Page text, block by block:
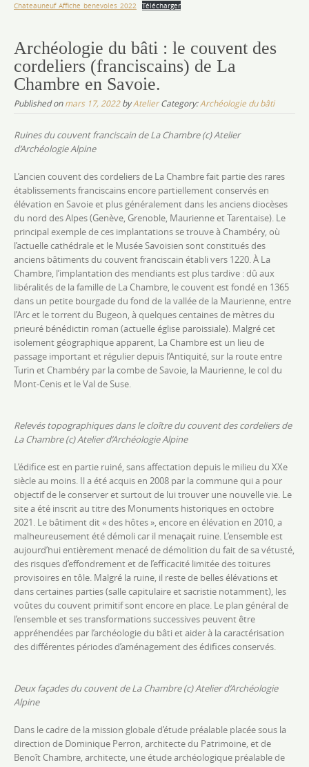
Chateauneuf_Affiche_benevoles_2022 Télécharger
Archéologie du bâti : le couvent des
cordeliers (franciscains) de La
Chambre en Savoie.
Published onmars 17, 2022byAtelierCategory: Archéologie du bâti
Ruines du couvent franciscain de La Chambre (c) Atelier
d’Archéologie Alpine
L’ancien couvent des cordeliers de La Chambre fait partie des rares
établissements franciscains encore partiellement conservés en
élévation en Savoie et plus généralement dans les anciens diocèses
du nord des Alpes (Genève, Grenoble, Maurienne et Tarentaise). Le
principal exemple de ces implantations se trouve à Chambéry, où
l’actuelle cathédrale et le Musée Savoisien sont constitués des
anciens bâtiments du couvent franciscain établi vers 1220. À La
Chambre, l’implantation des mendiants est plus tardive : dû aux
libéralités de la famille de La Chambre, le couvent est fondé en 1365
dans un petite bourgade du fond de la vallée de la Maurienne, entre
l’Arc et le torrent du Bugeon, à quelques centaines de mètres du
prieuré bénédictin roman (actuelle église paroissiale). Malgré cet
isolement géographique apparent, La Chambre est un lieu de
passage important et régulier depuis l’Antiquité, sur la route entre
Turin et Chambéry par la combe de Savoie, la Maurienne, le col du
Mont-Cenis et le Val de Suse.
Relevés topographiques dans le cloître du couvent des cordeliers de
La Chambre (c) Atelier d’Archéologie Alpine
L’édifice est en partie ruiné, sans affectation depuis le milieu du XXe
siècle au moins. Il a été acquis en 2008 par la commune qui a pour
objectif de le conserver et surtout de lui trouver une nouvelle vie. Le
site a été inscrit au titre des Monuments historiques en octobre
2021. Le bâtiment dit « des hôtes », encore en élévation en 2010, a
malheureusement été démoli car il menaçait ruine. L’ensemble est
aujourd’hui entièrement menacé de démolition du fait de sa vétusté,
des risques d’effondrement et de l’efficacité limitée des toitures
provisoires en tôle. Malgré la ruine, il reste de belles élévations et
dans certaines parties (salle capitulaire et sacristie notamment), les
voûtes du couvent primitif sont encore en place. Le plan général de
l’ensemble et ses transformations successives peuvent être
appréhendées par l’archéologie du bâti et aider à la caractérisation
des différentes périodes d’aménagement des édifices conservés.
Deux façades du couvent de La Chambre (c) Atelier d’Archéologie
Alpine
Dans le cadre de la mission globale d’étude préalable placée sous la
direction de Dominique Perron, architecte du Patrimoine, et de
Benoît Chambre, architecte, une étude archéologique préalable de